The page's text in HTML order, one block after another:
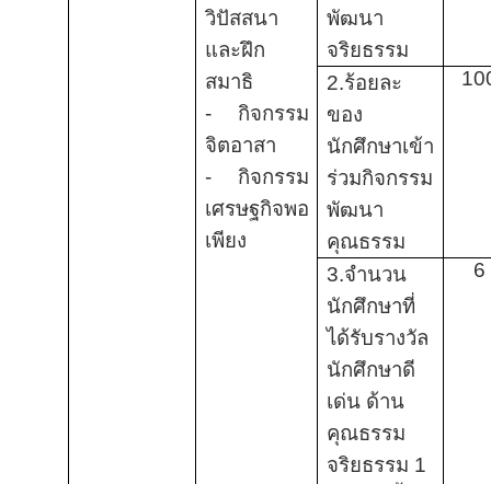
วิปัสสนา
และฝึก
สมาธิ
- กิจกรรม
จิตอาสา
- กิจกรรม
เศรษฐกิจพอ
เพียง
พัฒนา
จริยธรรม
2.ร้อยละ
ของ
นักศึกษาเข้า
ร่วมกิจกรรม
พัฒนา
คุณธรรม
3.จำนวน
นักศึกษาที่
ได้รับรางวัล
นักศึกษาดี
เด่น ด้าน
คุณธรรม
จริยธรรม 1
6